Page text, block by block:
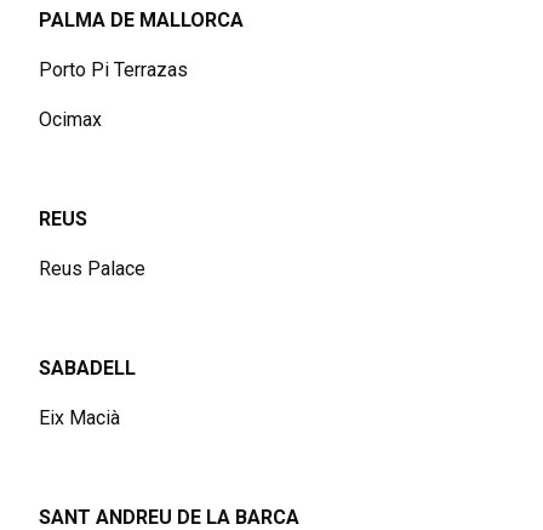
PALMA DE MALLORCA
Porto Pi Terrazas
Ocimax
REUS
Reus Palace
SABADELL
Eix Macià
SANT ANDREU DE LA BARCA